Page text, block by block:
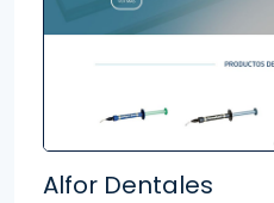
Alfor Dentales